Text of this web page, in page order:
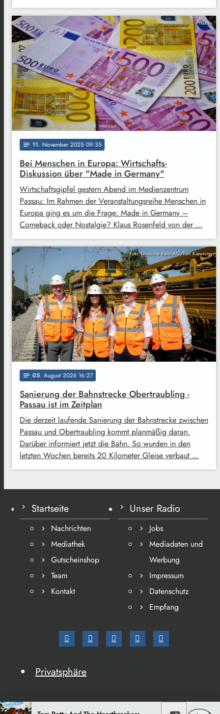
Pixabay
notes 11. November 2025 09:35
Bei Menschen in Europa: Wirtschafts-
Diskussion über "Made in Germany"
Wirtschaftsgipfel gestern Abend im Medienzentrum
Passau: Im Rahmen der Veranstaltungsreihe Menschen in
Europa ging es um die Frage: Made in Germany –
Comeback oder Nostalgie? Klaus Rosenfeld von der …
Foto: Deutsche Bahn AG/Tom Kiewning
notes 05. August 2026 16:27
Sanierung der Bahnstrecke Obertraubling -
Passau ist im Zeitplan
Die derzeit laufende Sanierung der Bahnstrecke zwischen
Passau und Obertraubling kommt planmäßig daran.
Darüber informiert jetzt die Bahn. So wurden in den
letzten Wochen bereits 20 Kilometer Gleise verbaut …
Startseite
Nachrichten
Mediathek
Gutscheinshop
Team
Kontakt
Unser Radio
Jobs
Mediadaten und
Werbung
Impressum
Datenschutz
Empfang
Privatsphäre